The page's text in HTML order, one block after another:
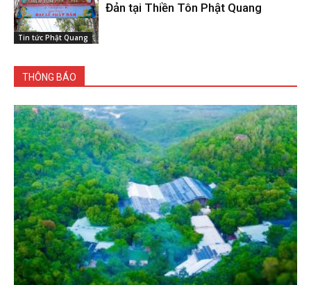
Tin tức Phật Quang
Đản tại Thiền Tôn Phật Quang
THÔNG BÁO